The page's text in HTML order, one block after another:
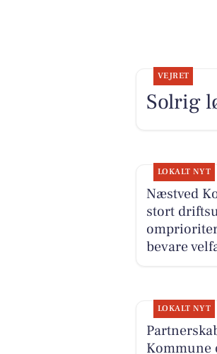
VEJRET
Solrig
LOKALT NYT
Næstved
stort
bevare
LOKALT NYT
Kommune